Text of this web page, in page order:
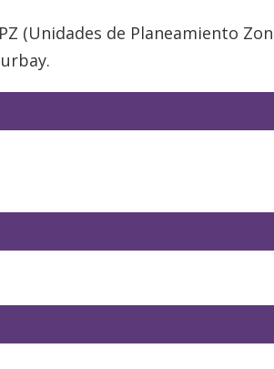
(Unidades de Planeamiento